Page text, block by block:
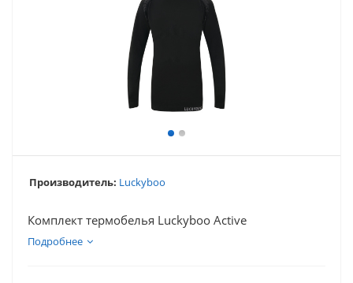
Производитель: Luckyboo
Комплект термобелья Luckyboo Active
Подробнее